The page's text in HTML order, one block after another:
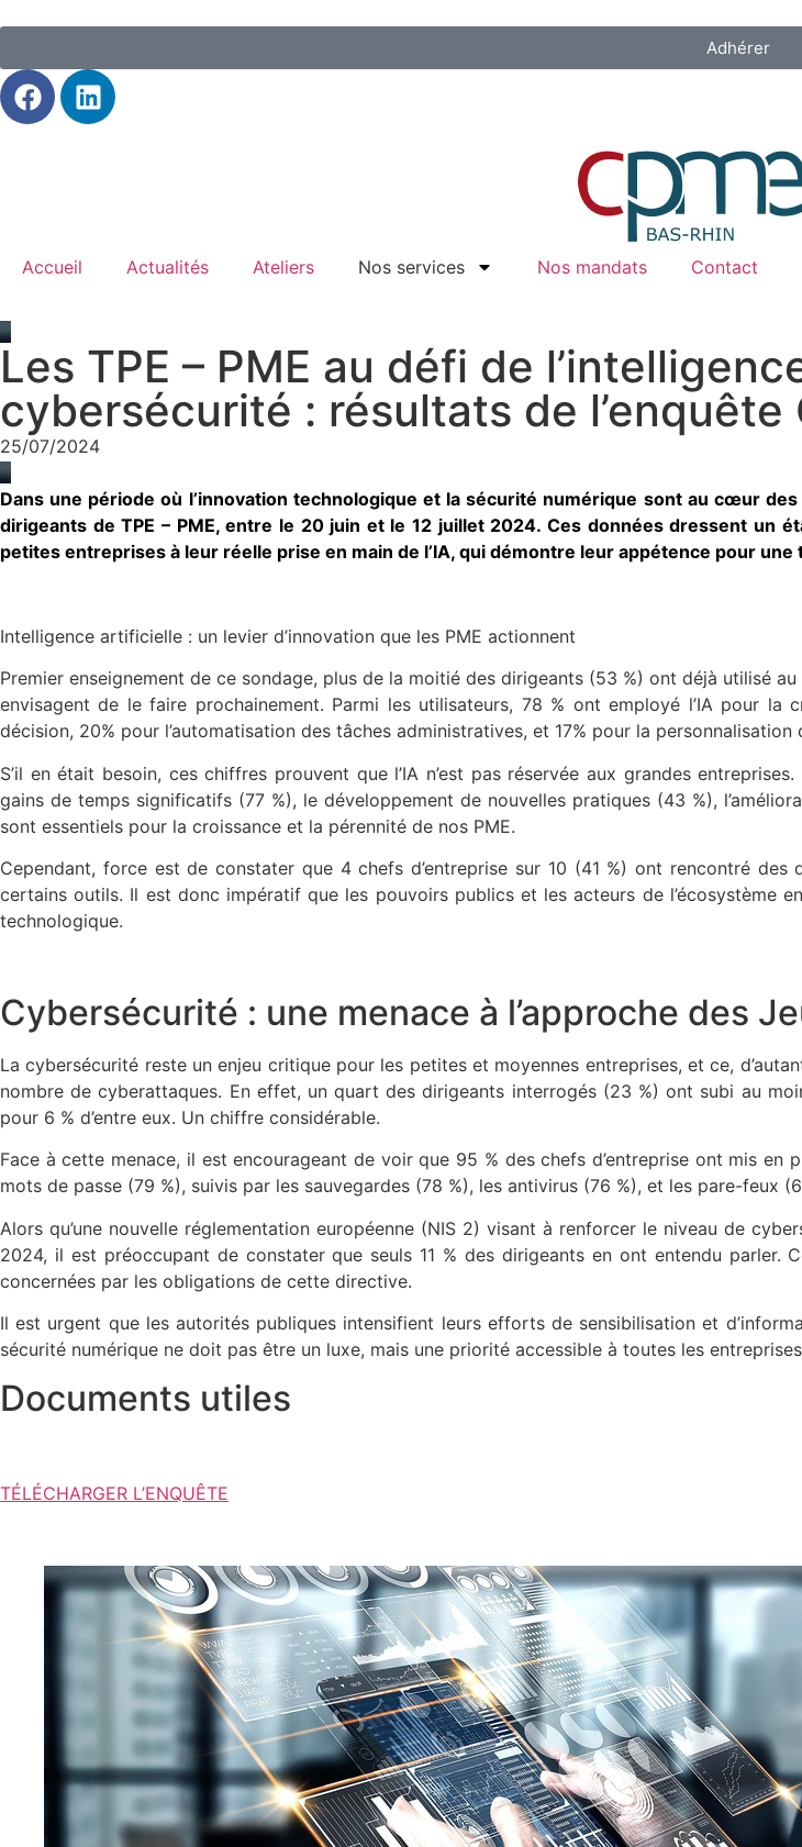
Adhérer
Accueil Actualités Ateliers Nos services Nos mandats Contact
Les TPE – PME au défi de
cybersécurité : résultats de l’enquête
25/07/2024
Dans une période où l’innovation technologique et la sécurité numérique sont au cœur
dirigeants de TPE – PME, entre le 20 juin et le 12 juillet 2024. Ces données dressent
petites entreprises à leur réelle prise en main de l’IA, qui démontre leur appétence pour
Intelligence artificielle : un levier d’innovation que les PME actionnent
Premier enseignement de ce sondage, plus de la moitié des dirigeants (53 %) ont déjà utilisé
envisagent de le faire prochainement. Parmi les utilisateurs, 78 % ont employé l’IA pour
décision, 20% pour l’automatisation des tâches administratives, et 17% pour la
S’il en était besoin, ces chiffres prouvent que l’IA n’est pas réservée aux grandes
gains de temps significatifs (77 %), le développement de nouvelles pratiques (43 %),
sont essentiels pour la croissance et la pérennité de nos PME.
Cependant, force est de constater que 4 chefs d’entreprise sur 10 (41 %) ont rencontré
certains outils. Il est donc impératif que les pouvoirs publics et les acteurs de l’écosystème
technologique.
Cybersécurité : une menace à l’approche des
La cybersécurité reste un enjeu critique pour les petites et moyennes entreprises, et ce,
nombre de cyberattaques. En effet, un quart des dirigeants interrogés (23 %) ont subi au
pour 6 % d’entre eux. Un chiffre considérable.
Face à cette menace, il est encourageant de voir que 95 % des chefs d’entreprise ont mis
mots de passe (79 %), suivis par les sauvegardes (78 %), les antivirus (76 %), et les pare-feux
Alors qu’une nouvelle réglementation européenne (NIS 2) visant à renforcer le niveau de
2024, il est préoccupant de constater que seuls 11 % des dirigeants en ont entendu
concernées par les obligations de cette directive.
Il est urgent que les autorités publiques intensifient leurs efforts de sensibilisation et
sécurité numérique ne doit pas être un luxe, mais une priorité accessible à toutes les
Documents utiles
TÉLÉCHARGER L’ENQUÊTE